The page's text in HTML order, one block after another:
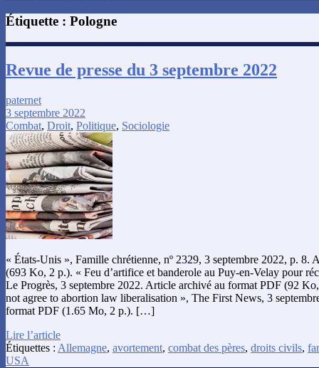
Étiquette : Pologne
Revue de presse du 3 septembre 2022
paternet
3 septembre 2022
Combat, Droit, Politique, Sociologie
« États-Unis », Famille chrétienne, nº 2329, 3 septembre 2022, p. 8.
(693 Ko, 2 p.). « Feu d’artifice et banderole au Puy-en-Velay pour
Le Progrès, 3 septembre 2022. Article archivé au format PDF (92
not agree to abortion law liberalisation », The First News, 3
format PDF (1.65 Mo, 2 p.). […]
Lire l’article
Étiquettes : Allemagne, avortement, combat des pères, droits civils,
USA